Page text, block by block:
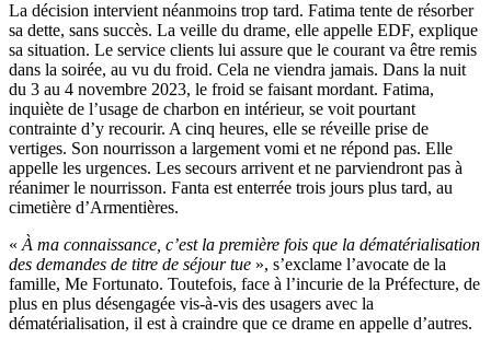
La décision intervient néanmoins trop tard. Fatima tente de résorber
sa dette, sans succès. La veille du drame, elle appelle EDF, explique
sa situation. Le service clients lui assure que le courant va être remis
dans la soirée, au vu du froid. Cela ne viendra jamais. Dans la nuit
du 3 au 4 novembre 2023, le froid se faisant mordant. Fatima,
inquiète de l’usage de charbon en intérieur, se voit pourtant
contrainte d’y recourir. A cinq heures, elle se réveille prise de
vertiges. Son nourrisson a largement vomi et ne répond pas. Elle
appelle les urgences. Les secours arrivent et ne parviendront pas à
réanimer le nourrisson. Fanta est enterrée trois jours plus tard, au
cimetière d’Armentières.
« À ma connaissance, c’est la première fois que la dématérialisation
des demandes de titre de séjour tue », s’exclame l’avocate de la
famille, Me Fortunato. Toutefois, face à l’incurie de la Préfecture, de
plus en plus désengagée vis-à-vis des usagers avec la
dématérialisation, il est à craindre que ce drame en appelle d’autres.